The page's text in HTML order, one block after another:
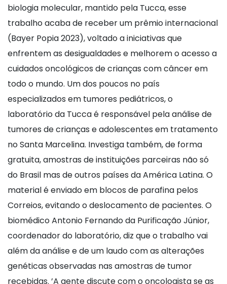
biologia molecular, mantido pela Tucca, esse
trabalho acaba de receber um prêmio internacional
(Bayer Popia 2023), voltado a iniciativas que
enfrentem as desigualdades e melhorem o acesso a
cuidados oncológicos de crianças com câncer em
todo o mundo. Um dos poucos no país
especializados em tumores pediátricos, o
laboratório da Tucca é responsável pela análise de
tumores de crianças e adolescentes em tratamento
no Santa Marcelina. Investiga também, de forma
gratuita, amostras de instituições parceiras não só
do Brasil mas de outros países da América Latina. O
material é enviado em blocos de parafina pelos
Correios, evitando o deslocamento de pacientes. O
biomédico Antonio Fernando da Purificação Júnior,
coordenador do laboratório, diz que o trabalho vai
além da análise e de um laudo com as alterações
genéticas observadas nas amostras de tumor
recebidas. ’A gente discute com o oncologista se as